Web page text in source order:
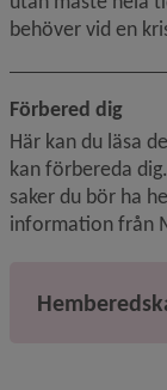
behöver vid en
Förbered dig
Här kan du läsa
kan förbereda
saker du bör ha
information från